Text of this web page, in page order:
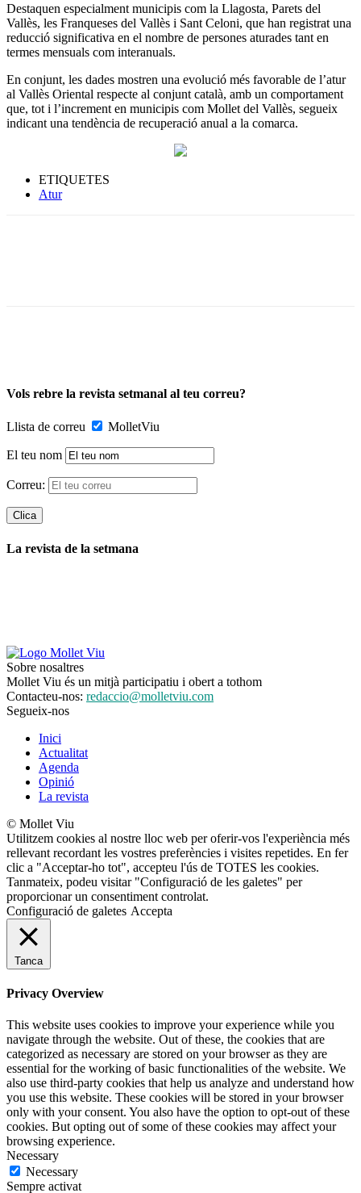
Destaquen especialment municipis com la Llagosta, Parets del
Vallès, les Franqueses del Vallès i Sant Celoni, que han registrat una
reducció significativa en el nombre de persones aturades tant en
termes mensuals com interanuals.
En conjunt, les dades mostren una evolució més favorable de l’atur
al Vallès Oriental respecte al conjunt català, amb un comportament
que, tot i l’increment en municipis com Mollet del Vallès, segueix
indicant una tendència de recuperació anual a la comarca.
ETIQUETES
Atur
Vols rebre la revista setmanal al teu correu?
Llista de correu MolletViu
El teu nom
Correu:
La revista de la setmana
Sobre nosaltres
Mollet Viu és un mitjà participatiu i obert a tothom
Contacteu-nos: redaccio@molletviu.com
Segueix-nos
Inici
Actualitat
Agenda
Opinió
La revista
© Mollet Viu
Utilitzem cookies al nostre lloc web per oferir-vos l'experiència més
rellevant recordant les vostres preferències i visites repetides. En fer
clic a "Acceptar-ho tot", accepteu l'ús de TOTES les cookies.
Tanmateix, podeu visitar "Configuració de les galetes" per
proporcionar un consentiment controlat.
Configuració de galetes Accepta
Tanca
Privacy Overview
This website uses cookies to improve your experience while you
navigate through the website. Out of these, the cookies that are
categorized as necessary are stored on your browser as they are
essential for the working of basic functionalities of the website. We
also use third-party cookies that help us analyze and understand how
you use this website. These cookies will be stored in your browser
only with your consent. You also have the option to opt-out of these
cookies. But opting out of some of these cookies may affect your
browsing experience.
Necessary
Necessary
Sempre activat